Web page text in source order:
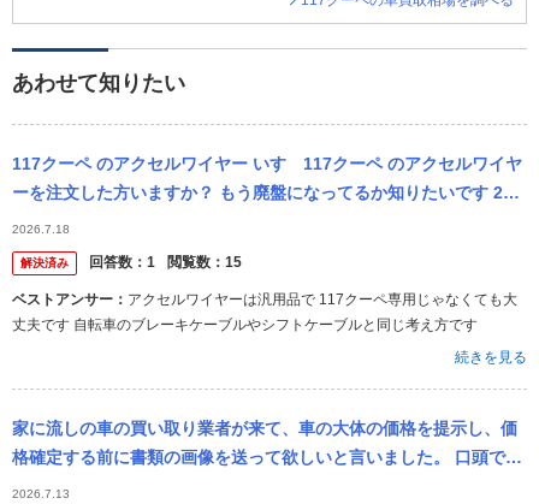
あわせて知りたい
117クーペ のアクセルワイヤー いすゞ117クーペ のアクセルワイヤ
ーを注文した方いますか？ もう廃盤になってるか知りたいです 200
0xe 2000xc 2000xtのどれかで購入したこ...
2026.7.18
解決済み 回答数： 1 閲覧数： 15
ベストアンサー： アクセルワイヤーは汎用品で 117クーペ専用じゃなくても大
丈夫です 自転車のブレーキケーブルやシフトケーブルと同じ考え方です
続きを見る
家に流しの車の買い取り業者が来て、車の大体の価格を提示し、価
格確定する前に書類の画像を送って欲しいと言いました。 口頭で言
っている価格なら売却してもいいかと思うのですが、決定前に書類
2026.7.13